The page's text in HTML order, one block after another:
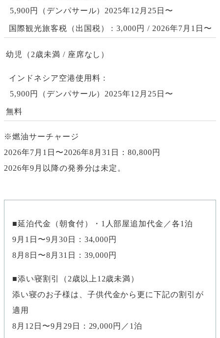
5,900円（デンパサール）2025年12月25日〜
国際観光旅客税（出国税） 3,000円 / 2026年7月1日〜
幼児（2歳未満 / 座席なし）
インドネシア空港使用料
5,900円（デンパサール）2025年12月25日〜
無料
※燃油サーチャージ
2026年7月1日〜2026年8月31日：80,800円
2026年9月以降の発券分は未定。
延泊代金（朝食付）・1人部屋追加代金／各1泊
9月1日〜9月30日：34,000円
8月8日〜8月31日：39,000円
添い寝割引（2歳以上12歳未満）
添い寝のお子様は、子供代金から更に下記の割引が
適用
8月12日〜9月29日：29,000円／1泊